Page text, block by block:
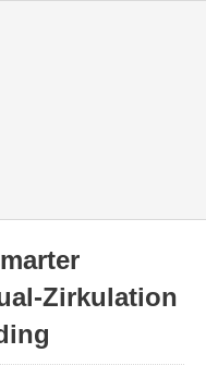
Zirkulation